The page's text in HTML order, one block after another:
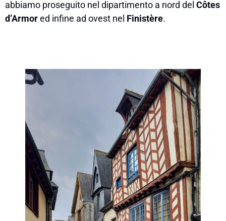
abbiamo proseguito nel dipartimento a nord del Côtes
d’Armored infine ad ovest nel Finistère.